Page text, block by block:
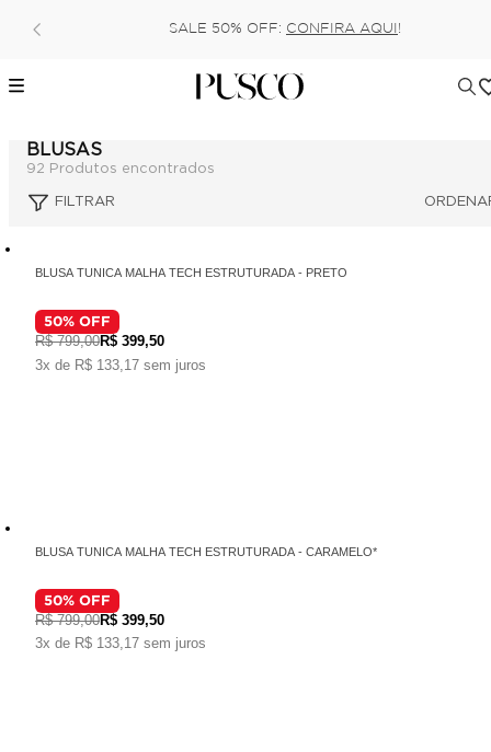
Pague no pix com 5% de desconto, ou
6x (parcela mínima de 100
BLUSAS
92 Produtos encontrados
BLUSA TUNICA MALHA TECH ESTRUTURADA - PRETO
R$ 799,00R$ 399,50
50% OFF
3x de R$ 133,17 sem juros
BLUSA TUNICA MALHA TECH ESTRUTURADA - CARAMELO*
R$ 799,00R$ 399,50
50% OFF
3x de R$ 133,17 sem juros